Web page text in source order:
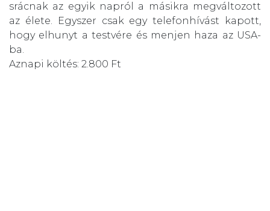
srácnak az egyik napról a másikra megváltozott
az élete. Egyszer csak egy telefonhívást kapott,
hogy elhunyt a testvére és menjen haza az USA-
ba.
Aznapi költés: 2.800 Ft